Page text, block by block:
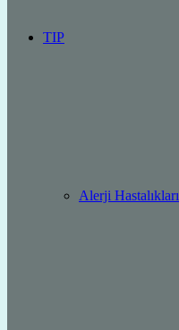
TIP
Alerji Hastalıkları